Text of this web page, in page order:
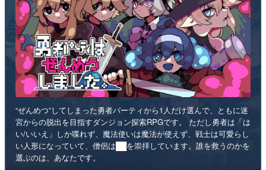
“ぜんめつ”してしまった勇者パーティから1人だけ選んで、ともに迷
宮からの脱出を目指すダンジョン探索RPGです。 ただし勇者は「は
い/いいえ」しか喋れず、魔法使いは魔法が使えず、戦士は可愛らし
い人形になっていて、僧侶は██を崇拝しています。誰を救うのかを
選ぶのは、あなたです。